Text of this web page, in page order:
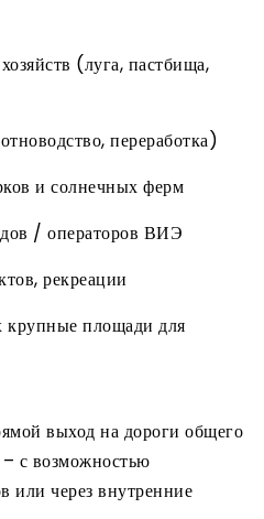
(луга, пастбища,
переработка)
и солнечных ферм
/ операторов ВИЭ
рекреации
площади для
выход на дороги общего
– с возможностью
или через внутренние